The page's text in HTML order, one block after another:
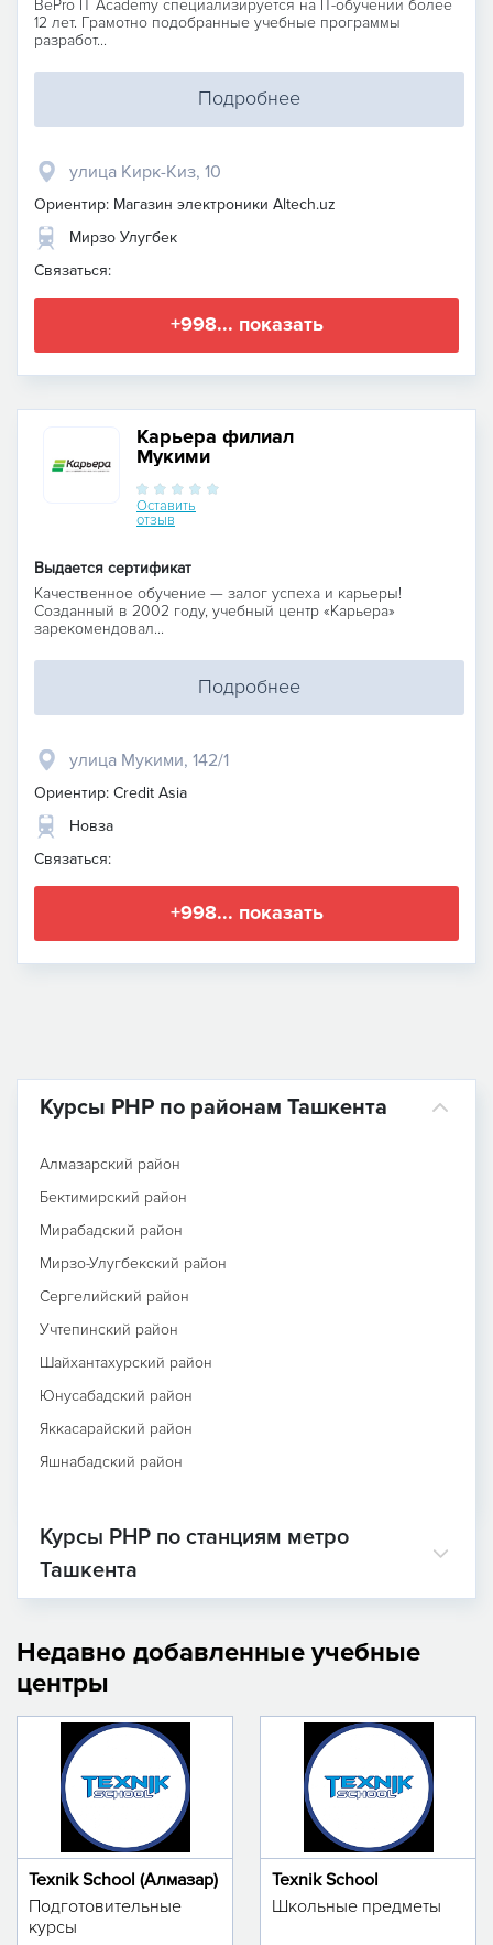
BePro IT Academy специализируется на IT-обучении более
12 лет. Грамотно подобранные учебные программы
разработ...
Подробнее
улица Кирк-Киз, 10
Ориентир: Магазин электроники Altech.uz
Мирзо Улугбек
Связаться:
+998... показать
Карьера филиал
Мукими
Оставить
отзыв
Выдается сертификат
Качественное обучение — залог успеха и карьеры!
Созданный в 2002 году, учебный центр «Карьера»
зарекомендовал...
Подробнее
улица Мукими, 142/1
Ориентир: Credit Asia
Новза
Связаться:
+998... показать
Курсы PHP по районам Ташкента
Алмазарский район
Бектимирский район
Мирабадский район
Мирзо-Улугбекский район
Сергелийский район
Учтепинский район
Шайхантахурский район
Юнусабадский район
Яккасарайский район
Яшнабадский район
Курсы PHP по станциям метро
Ташкента
Недавно добавленные учебные
центры
Texnik School (Алмазар)
Подготовительные
курсы
Texnik School
Школьные предметы